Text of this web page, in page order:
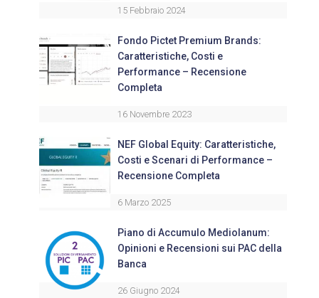
15 Febbraio 2024
Fondo Pictet Premium Brands:
Caratteristiche, Costi e
Performance – Recensione
Completa
16 Novembre 2023
NEF Global Equity: Caratteristiche,
Costi e Scenari di Performance –
Recensione Completa
6 Marzo 2025
Piano di Accumulo Mediolanum:
Opinioni e Recensioni sui PAC della
Banca
26 Giugno 2024